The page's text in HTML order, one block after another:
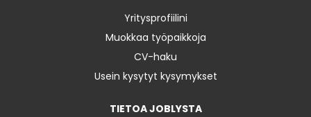
Yritysprofiilini
Muokkaa työpaikkoja
CV-haku
Usein kysytyt kysymykset
TIETOA JOBLYSTA